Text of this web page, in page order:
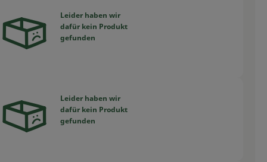
ändern
Leider haben wir
dafür kein Produkt
gefunden
ändern
Leider haben wir
dafür kein Produkt
gefunden